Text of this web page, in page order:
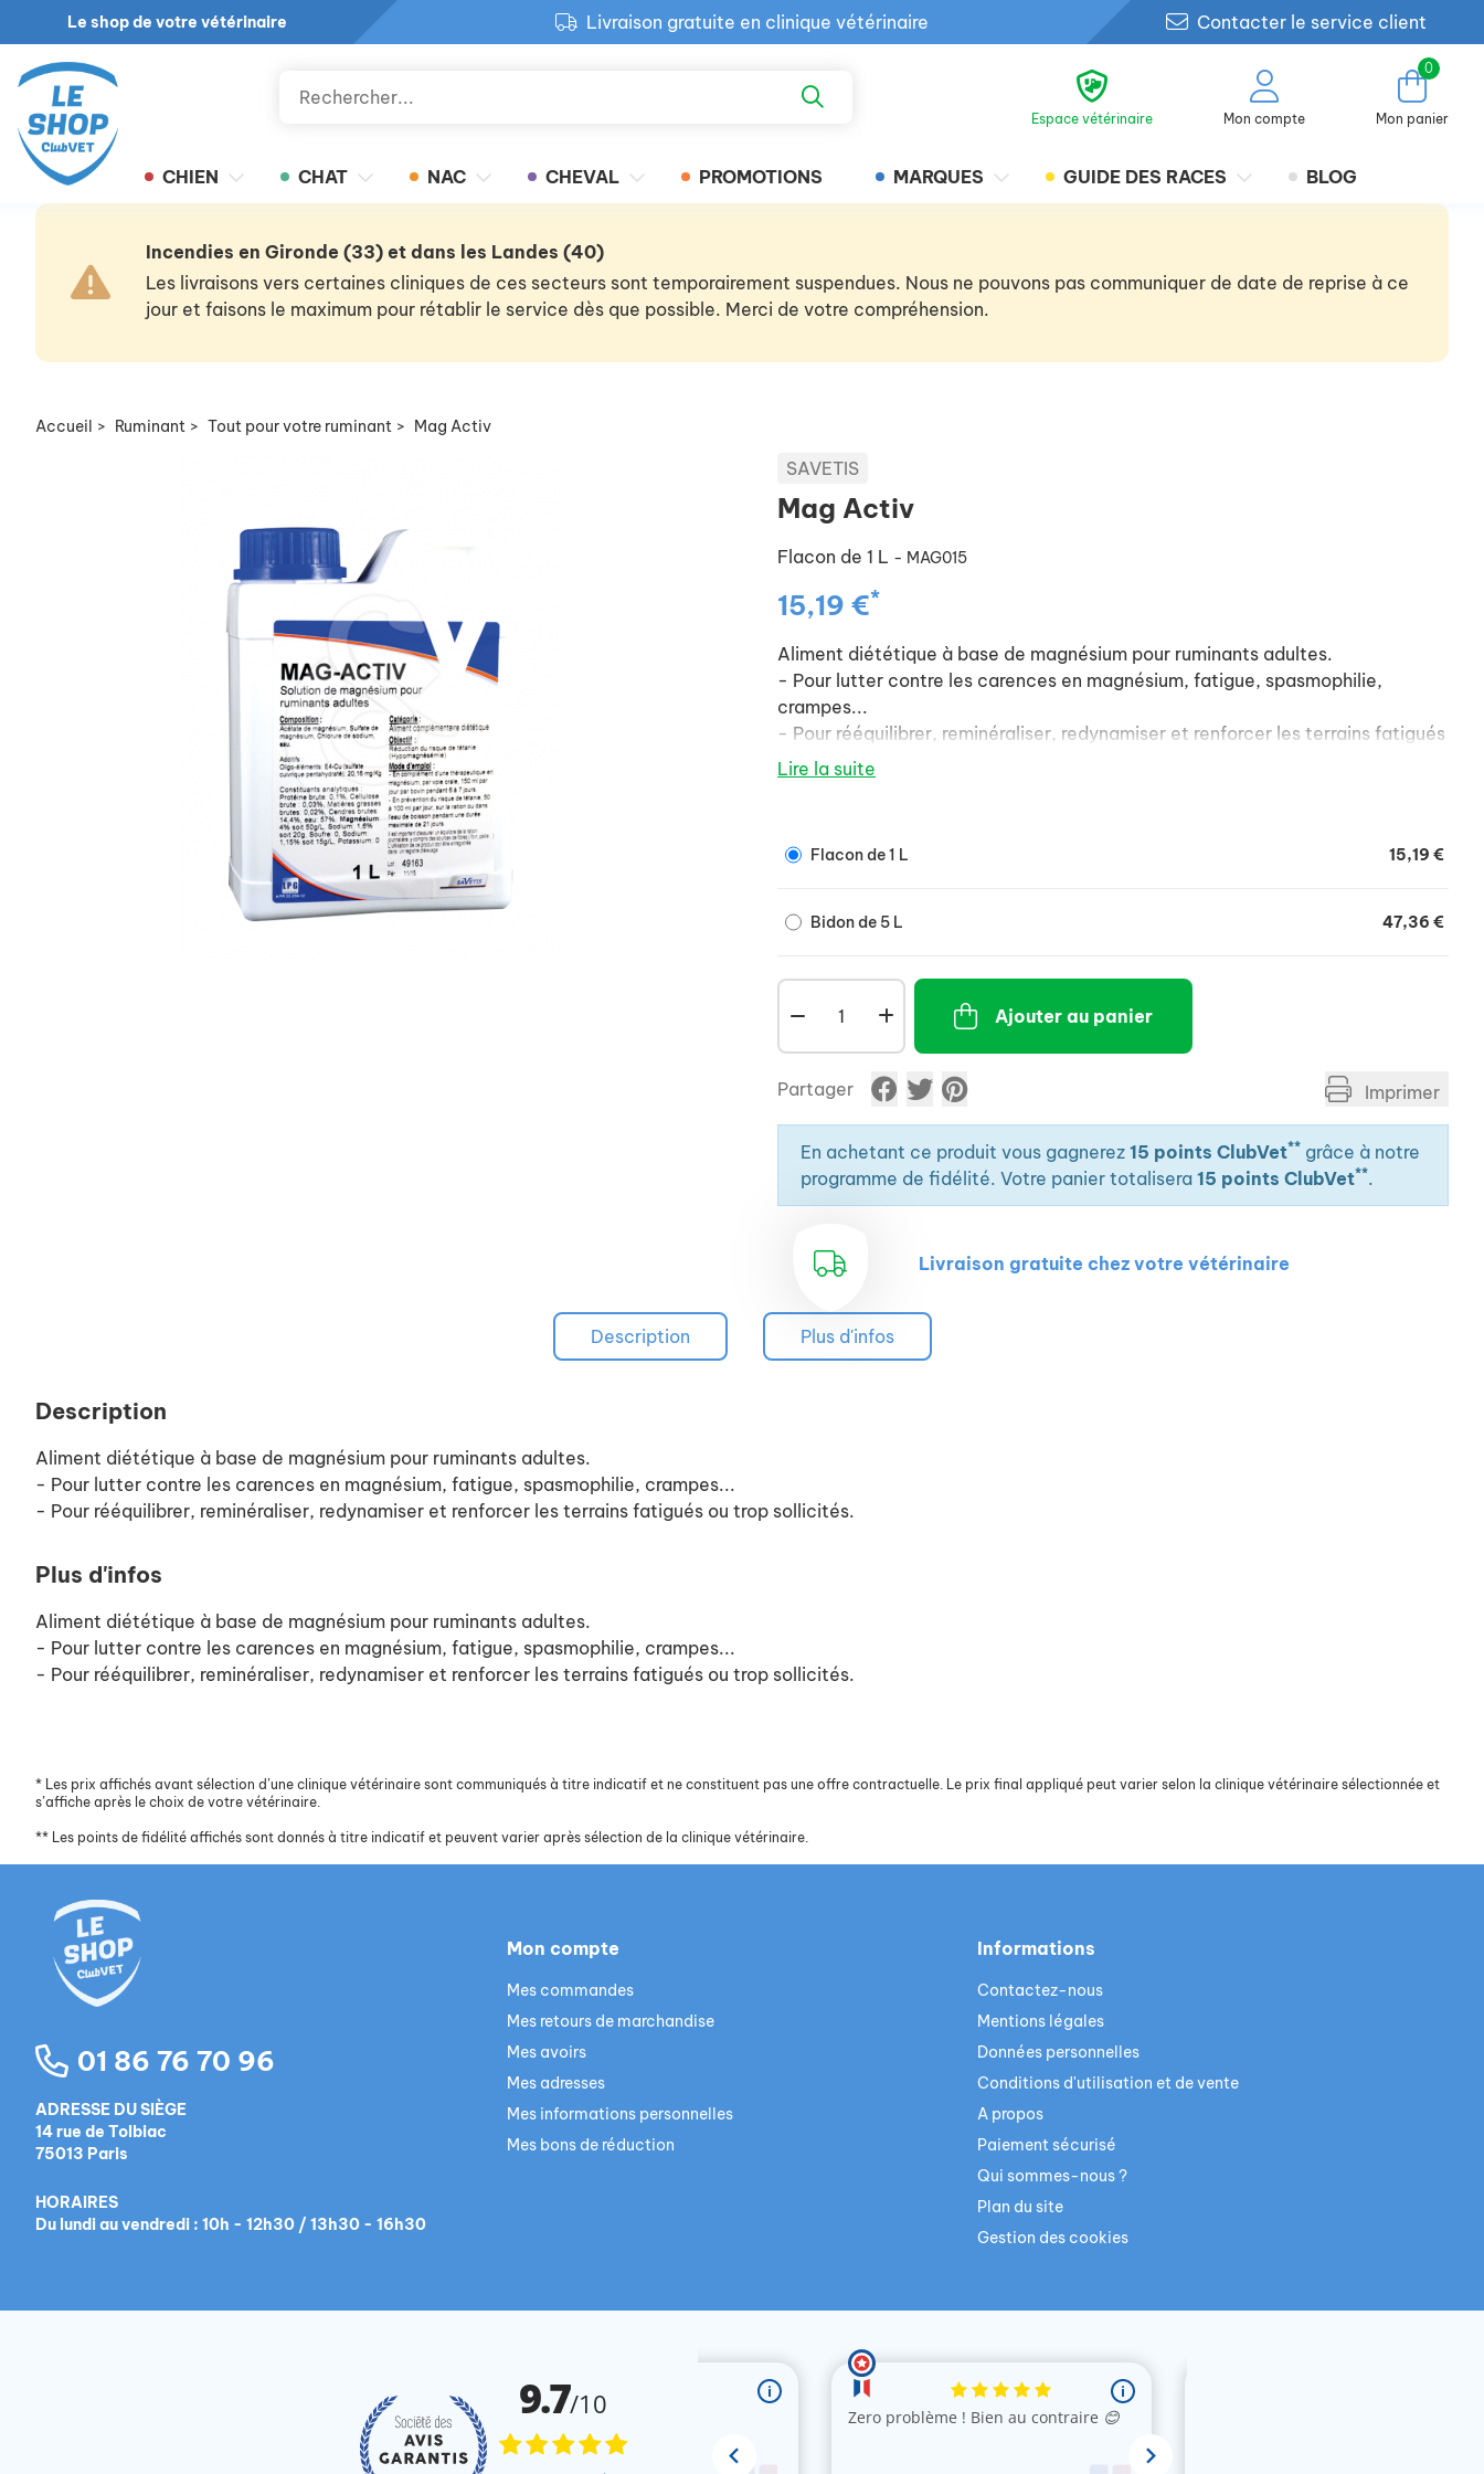
Le shop de votre vétérinaire
Livraison gratuite en clinique vétérinaire
Retour produit gratuit en clinique
Contacter le service client
Espace vétérinaire Mon compte
0
Mon panier
CHIEN CHAT NAC CHEVAL PROMOTIONS MARQUES GUIDE DES RACES BLOG
Incendies en Gironde (33) et dans les Landes (40)
Les livraisons vers certaines cliniques de ces secteurs sont temporairement suspendues. Nous ne pouvons pas communiquer de date de reprise à ce
jour et faisons le maximum pour rétablir le service dès que possible. Merci de votre compréhension.
Accueil > Ruminant > Tout pour votre ruminant > Mag Activ
SAVETIS
Mag Activ
Flacon de 1 L - MAG015
15,19 €*
Aliment diététique à base de magnésium pour ruminants adultes.
- Pour lutter contre les carences en magnésium, fatigue, spasmophilie,
crampes...
- Pour rééquilibrer, reminéraliser, redynamiser et renforcer les terrains fatigués
ou trop sollicités.
Lire la suite
Flacon de 1 L 15,19 €
Bidon de 5 L 47,36 €
Ajouter au panier
Partager Imprimer
En achetant ce produit vous gagnerez 15 points ClubVet** grâce à notre
programme de fidélité. Votre panier totalisera 15 points ClubVet**.
Livraison gratuite chez votre vétérinaire
Description Plus d'infos
Description
Aliment diététique à base de magnésium pour ruminants adultes.
- Pour lutter contre les carences en magnésium, fatigue, spasmophilie, crampes...
- Pour rééquilibrer, reminéraliser, redynamiser et renforcer les terrains fatigués ou trop sollicités.
Plus d'infos
Aliment diététique à base de magnésium pour ruminants adultes.
- Pour lutter contre les carences en magnésium, fatigue, spasmophilie, crampes...
- Pour rééquilibrer, reminéraliser, redynamiser et renforcer les terrains fatigués ou trop sollicités.
* Les prix affichés avant sélection d’une clinique vétérinaire sont communiqués à titre indicatif et ne constituent pas une offre contractuelle. Le prix final appliqué peut varier selon la clinique vétérinaire sélectionnée et
s’affiche après le choix de votre vétérinaire.
** Les points de fidélité affichés sont donnés à titre indicatif et peuvent varier après sélection de la clinique vétérinaire.
01 86 76 70 96
ADRESSE DU SIÈGE
14 rue de Tolbiac
75013 Paris
HORAIRES
Du lundi au vendredi : 10h - 12h30 / 13h30 - 16h30
Mon compte
Mes commandes
Mes retours de marchandise
Mes avoirs
Mes adresses
Mes informations personnelles
Mes bons de réduction
Informations
Contactez-nous
Mentions légales
Données personnelles
Conditions d'utilisation et de vente
A propos
Paiement sécurisé
Qui sommes-nous ?
Plan du site
Gestion des cookies